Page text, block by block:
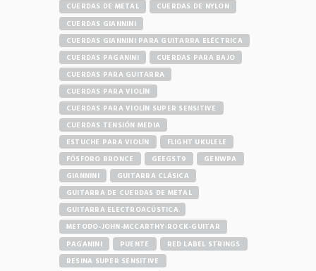
CUERDAS DE METAL
CUERDAS DE NYLON
CUERDAS GIANNINI
CUERDAS GIANNINI PARA GUITARRA ELÉCTRICA
CUERDAS PAGANINI
CUERDAS PARA BAJO
CUERDAS PARA GUITARRA
CUERDAS PARA VIOLÍN
CUERDAS PARA VIOLÍN SUPER SENSITIVE
CUERDAS TENSIÓN MEDIA
ESTUCHE PARA VIOLÍN
FLIGHT UKULELE
FÓSFORO BRONCE
GEEGST9
GENWPA
GIANNINI
GUITARRA CLÁSICA
GUITARRA DE CUERDAS DE METAL
GUITARRA ELECTROACÚSTICA
METODO-JOHN-MCCARTHY-ROCK-GUITAR
PAGANINI
PUENTE
RED LABEL STRINGS
RESINA SUPER SENSITIVE